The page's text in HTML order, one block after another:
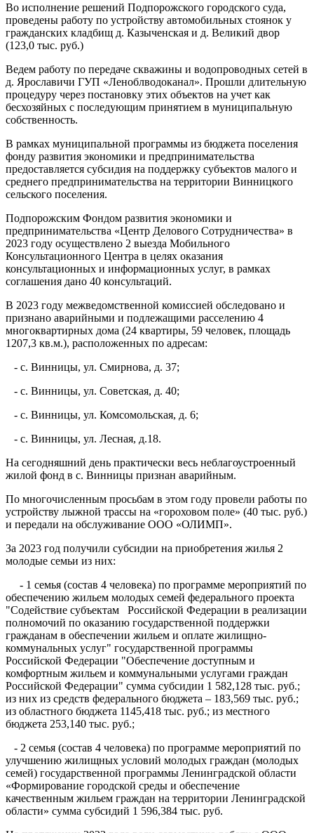
Во исполнение решений Подпорожского городского суда,
проведены работу по устройству автомобильных стоянок у
гражданских кладбищ д. Казыченская и д. Великий двор
(123,0 тыс. руб.)
Ведем работу по передаче скважины и водопроводных сетей в
д. Ярославичи ГУП «Леноблводоканал». Прошли длительную
процедуру через постановку этих объектов на учет как
бесхозяйных с последующим принятием в муниципальную
собственность.
В рамках муниципальной программы из бюджета поселения
фонду развития экономики и предпринимательства
предоставляется субсидия на поддержку субъектов малого и
среднего предпринимательства на территории Винницкого
сельского поселения.
Подпорожским Фондом развития экономики и
предпринимательства «Центр Делового Сотрудничества» в
2023 году осуществлено 2 выезда Мобильного
Консультационного Центра в целях оказания
консультационных и информационных услуг, в рамках
соглашения дано 40 консультаций.
В 2023 году межведомственной комиссией обследовано и
признано аварийными и подлежащими расселению 4
многоквартирных дома (24 квартиры, 59 человек, площадь
1207,3 кв.м.), расположенных по адресам:
- с. Винницы, ул. Смирнова, д. 37;
- с. Винницы, ул. Советская, д. 40;
- с. Винницы, ул. Комсомольская, д. 6;
- с. Винницы, ул. Лесная, д.18.
На сегодняшний день практически весь неблагоустроенный
жилой фонд в с. Винницы признан аварийным.
По многочисленным просьбам в этом году провели работы по
устройству лыжной трассы на «гороховом поле» (40 тыс. руб.)
и передали на обслуживание ООО «ОЛИМП».
За 2023 год получили субсидии на приобретения жилья 2
молодые семьи из них:
- 1 семья (состав 4 человека) по программе мероприятий по
обеспечению жильем молодых семей федерального проекта
"Содействие субъектам Российской Федерации в реализации
полномочий по оказанию государственной поддержки
гражданам в обеспечении жильем и оплате жилищно-
коммунальных услуг" государственной программы
Российской Федерации "Обеспечение доступным и
комфортным жильем и коммунальными услугами граждан
Российской Федерации" сумма субсидии 1 582,128 тыс. руб.;
из них из средств федерального бюджета – 183,569 тыс. руб.;
из областного бюджета 1145,418 тыс. руб.; из местного
бюджета 253,140 тыс. руб.;
- 2 семья (состав 4 человека) по программе мероприятий по
улучшению жилищных условий молодых граждан (молодых
семей) государственной программы Ленинградской области
«Формирование городской среды и обеспечение
качественным жильем граждан на территории Ленинградской
области» сумма субсидий 1 596,384 тыс. руб.